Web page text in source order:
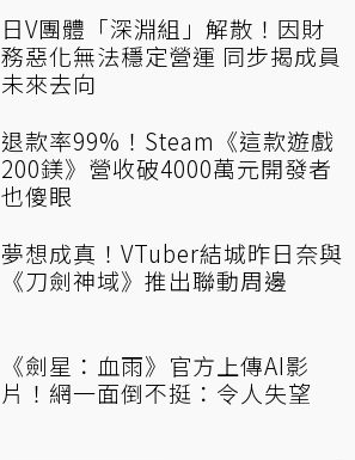
日V團體「深淵組」解散！因財
務惡化無法穩定營運 同步揭成員
未來去向
退款率99%！Steam《這款遊戲
200鎂》營收破4000萬元開發者
也傻眼
夢想成真！VTuber結城昨日奈與
《刀劍神域》推出聯動周邊
《劍星：血雨》官方上傳AI影
片！網一面倒不挺：令人失望